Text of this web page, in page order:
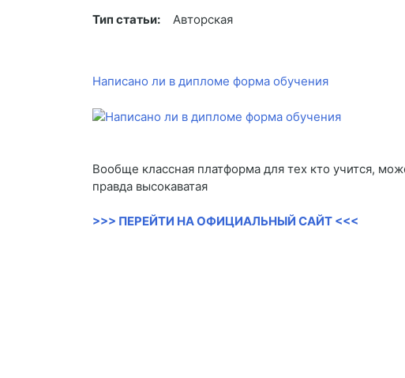
Тип статьи: Авторская
Написано ли в дипломе форма обучения
Вообще классная платформа для тех кто учится,
правда высокаватая
>>> ПЕРЕЙТИ НА ОФИЦИАЛЬНЫЙ САЙТ <<<